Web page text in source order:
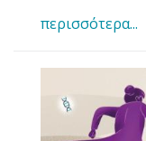
περισσότερα...